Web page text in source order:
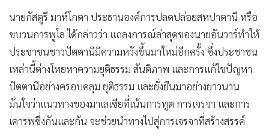
• ญี่ปุ่น
• News1
• Gotomanager
ประชาชนชาวปัตตานีมีความหวังขึ้นมาใหม่อีกครั้ง ซึ่งประชาชน
เหล่านี้ต่างโหยหาความยุติธรรม สันติภาพ และการแก้ไขปัญหา
ปัตตานีอย่างครอบคลุม ยุติธรรม และยั่งยืนมาอย่างยาวนาน
มั่นใจว่าแนวทางของมาเลเซียที่เน้นการทูต การเจรจา และการ
เคารพซึ่งกันและกัน จะช่วยนำทางไปสู่การเจรจาที่สร้างสรรค์